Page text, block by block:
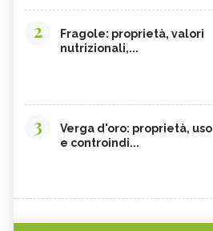
2
Fragole: proprietà, valori
nutrizionali,...
3
Verga d'oro: proprietà, uso
e controindi...